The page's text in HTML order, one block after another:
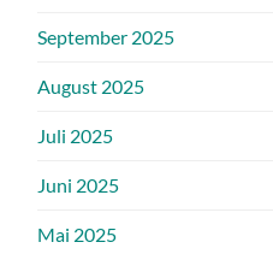
September 2025
August 2025
Juli 2025
Juni 2025
Mai 2025